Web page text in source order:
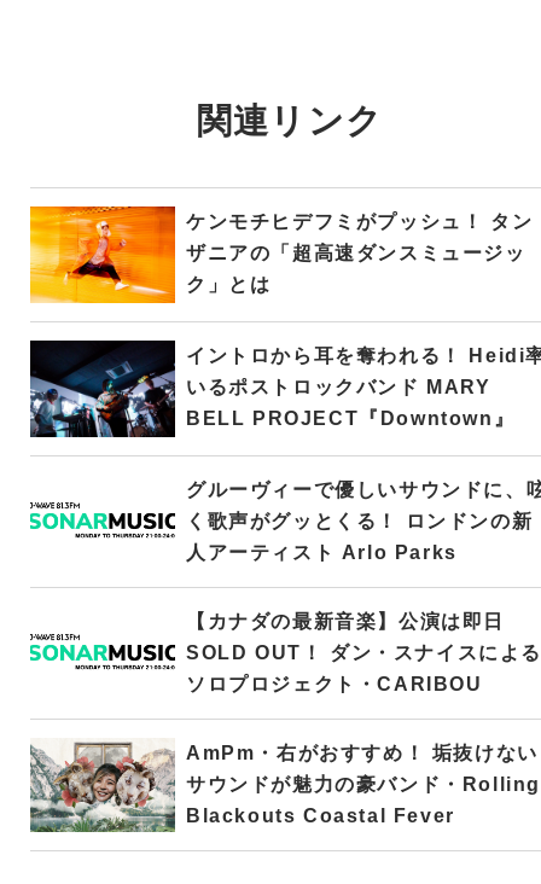
関連リンク
ケンモチヒデフミがプッシュ！ タン
ザニアの「超高速ダンスミュージッ
ク」とは
イントロから耳を奪われる！ Heidi
いるポストロックバンド MARY
BELL PROJECT『Downtown』
グルーヴィーで優しいサウンドに、
く歌声がグッとくる！ ロンドンの新
人アーティスト Arlo Parks
【カナダの最新音楽】公演は即日
SOLD OUT！ ダン・スナイスによる
ソロプロジェクト・CARIBOU
AmPm・右がおすすめ！ 垢抜けない
サウンドが魅力の豪バンド・Rolling
Blackouts Coastal Fever